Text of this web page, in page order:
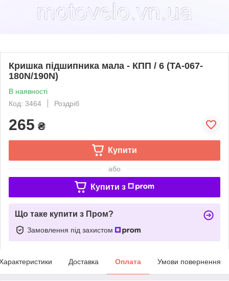
Кришка підшипника мала - КПП / 6 (TA-067-
180N/190N)
В наявності
Код: 3464
Роздріб
265 ₴
Купити
або
Купити з
Що таке купити з Пром?
Замовлення під захистом
Доставка Оплата Умови повернення